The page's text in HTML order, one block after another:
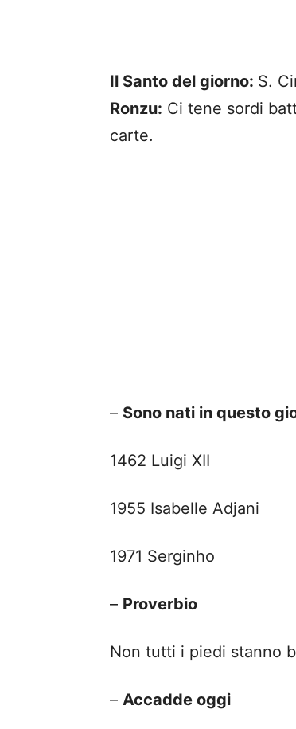
Il Santo del giorno: S.
Ronzu: Ci tene sordi
carte.
– Sono nati in questo
1462 Luigi XII
1955 Isabelle Adjani
1971 Serginho
– Proverbio
Non tutti i piedi stanno
– Accadde oggi